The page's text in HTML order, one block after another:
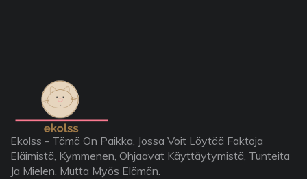
Ekolss - Tämä On Paikka, Jossa Voit Löytää Faktoja
Eläimistä, Kymmenen, Ohjaavat Käyttäytymistä, Tunteita
Ja Mielen, Mutta Myös Elämän.